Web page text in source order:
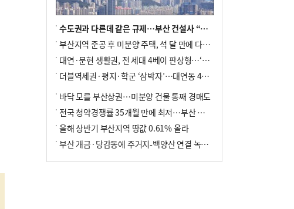
수도권과 다른데 같은 규제…부산 건설사 “쓰러지기 직전”
부산지역 준공 후 미분양 주택, 석 달 만에 다시 3000가구 넘어서
대연·문현 생활권, 전 세대 4베이 판상형…‘더샵 트리센트’ 내달 분양
더블역세권·평지·학군 ‘삼박자’…대연동 42층 브랜드 단지
바닥 모를 부산상권…미분양 건물 통째 경매도
전국 청약경쟁률 35개월 만에 최저…부산 미분양 ‘적체’ 심화
올해 상반기 부산지역 땅값 0.61% 올라
부산 개금·당감동에 주거지-백양산 연결 녹지 조성